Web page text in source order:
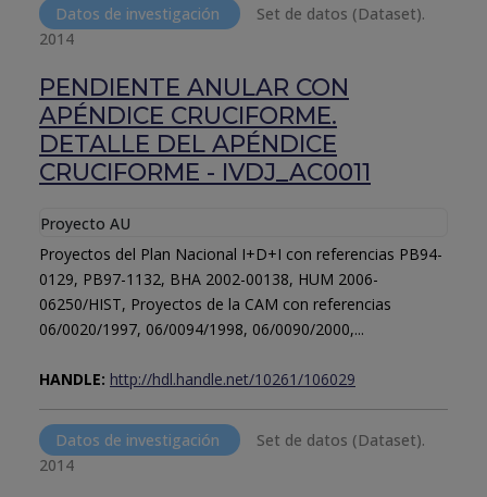
Datos de investigación
Set de datos (Dataset).
2014
PENDIENTE ANULAR CON
APÉNDICE CRUCIFORME.
DETALLE DEL APÉNDICE
CRUCIFORME - IVDJ_AC0011
Proyecto AU
Proyectos del Plan Nacional I+D+I con referencias PB94-
0129, PB97-1132, BHA 2002-00138, HUM 2006-
06250/HIST, Proyectos de la CAM con referencias
06/0020/1997, 06/0094/1998, 06/0090/2000,...
HANDLE: http://hdl.handle.net/10261/106029
Datos de investigación
Set de datos (Dataset).
2014